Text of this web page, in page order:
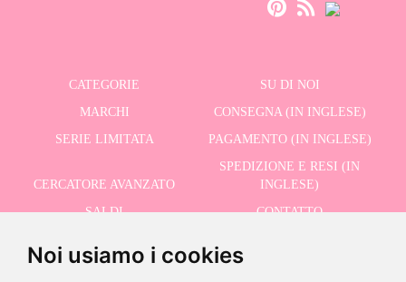
Noi usiamo i cookies
CATEGORIE
SU DI NOI
MARCHI
CONSEGNA (IN INGLESE)
SERIE LIMITATA
PAGAMENTO (IN INGLESE)
CERCATORE AVANZATO
SPEDIZIONE E RESI (IN
INGLESE)
SALDI
CONTATTO